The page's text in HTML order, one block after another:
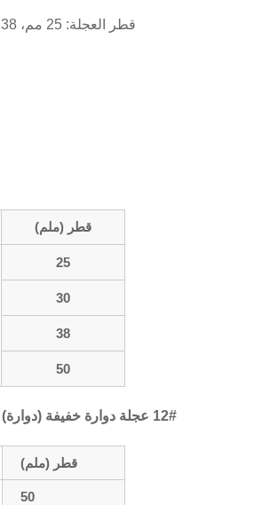
قطر العجلة: 25 مم، 38 مم، 50 مم، 63 مم، 75 مم، 90 مم، 100 مم / 1 بوصة، 1.5 بوصة، 2 بوصة، 2.5 بوصة، 3 بوصة، 3.5 بوصة، 4 بوصة، ويمكن تخصيصها حسب الطلب
قطر (ملم)
25
30
38
50
12# عجلة دوارة خفيفة (دوارة)
قطر (ملم)
50